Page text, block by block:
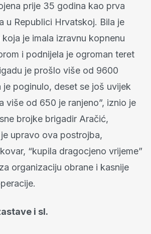
prije 35 godina kao prva
u Republici Hrvatskoj. Bila je
je imala izravnu kopnenu
i podnijela je ogroman teret
je prošlo više od 9600
je poginulo, deset se još uvijek
više od 650 je ranjeno”, iznio je
brojke brigadir Aračić,
upravo ova postrojba,
“kupila dragocjeno vrijeme”
organizaciju obrane i kasnije
i sl.